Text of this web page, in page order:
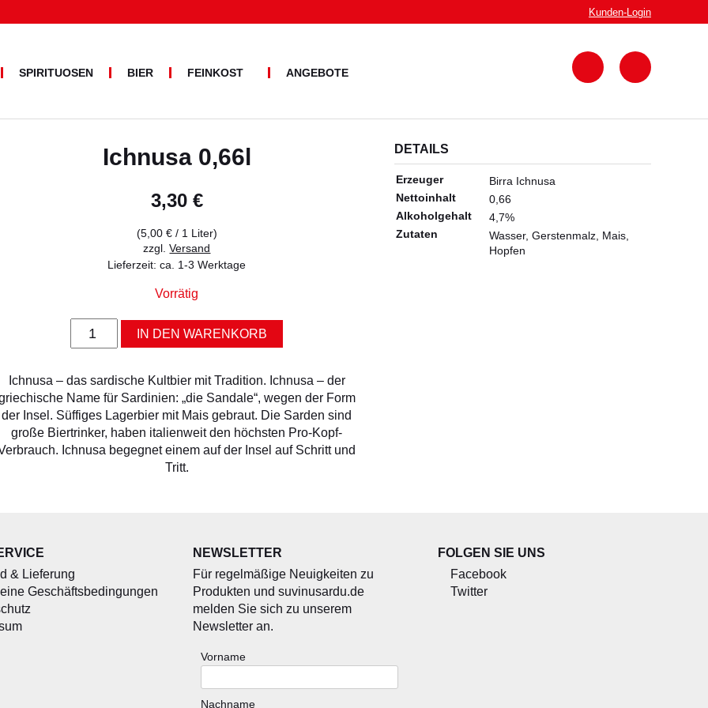
SPIRITUOSEN BIER FEINKOST ANGEBOTE
Zum
Warenkorb
Kunden-Login
Ichnusa 0,66l
3,30 €
(5,00 €/ 1 Liter)
zzgl.Versand
Lieferzeit: ca. 1-3 Werktage
Vorrätig
Ichnusa
IN DEN WARENKORB
Ichnusa – das sardische Kultbier mit Tradition. Ichnusa – der
Name für Sardinien: „die Sandale“, wegen der Form
der Insel. Süffiges Lagerbier mit Mais gebraut. Die Sarden sind
große Biertrinker, haben italienweit den höchsten Pro-Kopf-
Ichnusa begegnet einem auf der Insel auf Schritt und
Tritt.
DETAILS
Erzeuger
Birra Ichnusa
Nettoinhalt
0,66
Alkoholgehalt
4,7%
Zutaten
Wasser, Gerstenmalz, Mais,
Hopfen
& Lieferung
Geschäftsbedingungen
NEWSLETTER
Für regelmäßige Neuigkeiten zu
Produkten und suvinusardu.de
melden Sie sich zu unserem
Newsletter an.
Vorname
Nachname
FOLGEN SIE UNS
Facebook
Twitter